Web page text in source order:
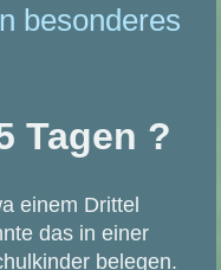
besonderes
Tagen ?
einem Drittel
das in einer
belegen.